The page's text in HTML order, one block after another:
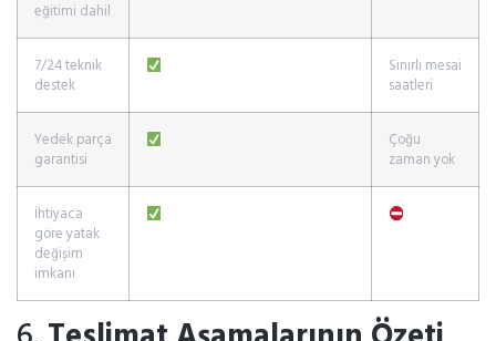
eğitimi dahil
7/24 teknik
destek
Sınırlı mesai
saatleri
Yedek parça
garantisi
Çoğu
zaman yok
İhtiyaca
göre yatak
değişim
imkanı